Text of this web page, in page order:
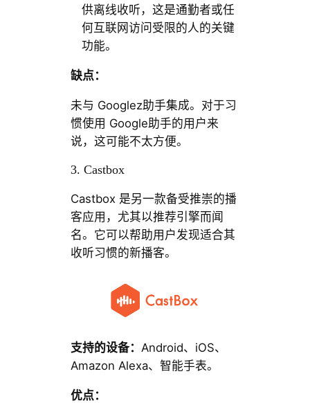
供离线收听，这是通勤者或任
何互联网访问受限的人的关键
功能。
缺点：
未与 Googlez助手集成。对于习
惯使用 Google助手的用户来
说，这可能不太方便。
3. Castbox
Castbox 是另一款备受推崇的播
客应用，尤其以推荐引擎而闻
名。它可以帮助用户发现适合其
收听习惯的新播客。
支持的设备： Android、iOS、
Amazon Alexa、智能手表。
优点：